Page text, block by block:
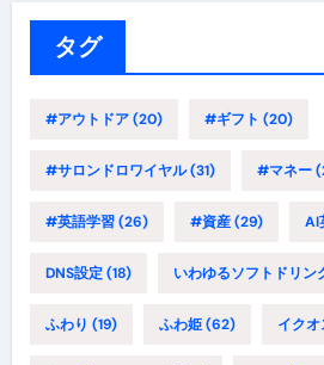
タグ
#アウトドア(20) #ギフト (20)
#サロンドロワイヤル(31) #マネー
#英語学習(26) #資産(29) AI
DNS設定(18) いわゆるソフトドリン
ふわり (19) ふわ姫(62) イクオ